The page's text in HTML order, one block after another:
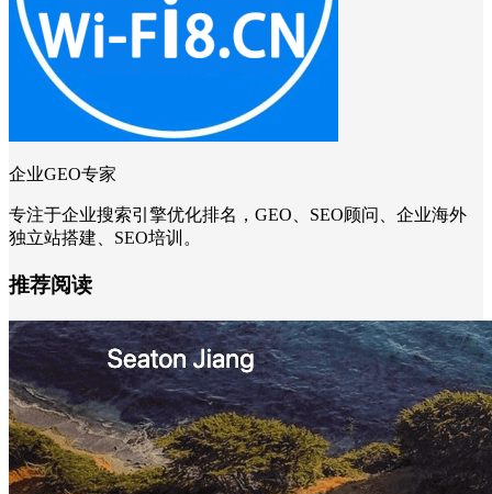
企业GEO专家
专注于企业搜索引擎优化排名，GEO、SEO顾问、企业海外
独立站搭建、SEO培训。
推荐阅读